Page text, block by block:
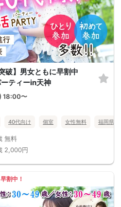
破】男女ともに早割中
ティーin天神
18:00〜
40代向け 個室 女性無料 福岡県
無料
2,000円
早割中！